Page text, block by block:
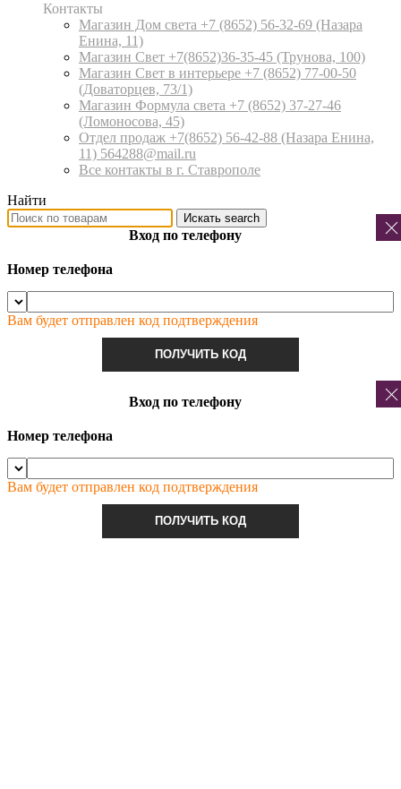
Контакты
Магазин Дом света +7 (8652) 56-32-69 (Назара
Енина, 11)
Магазин Свет +7(8652)36-35-45 (Трунова, 100)
Магазин Свет в интерьере +7 (8652) 77-00-50
(Доваторцев, 73/1)
Магазин Формула света +7 (8652) 37-27-46
(Ломоносова, 45)
Отдел продаж +7(8652) 56-42-88 (Назара Енина,
11) 564288@mail.ru
Все контакты в г. Ставрополе
Найти
Искать search
Вход по телефону
Номер телефона
Вам будет отправлен код подтверждения
ПОЛУЧИТЬ КОД
Вход по телефону
Номер телефона
Вам будет отправлен код подтверждения
ПОЛУЧИТЬ КОД